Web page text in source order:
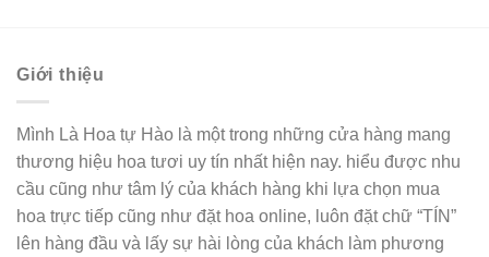
Giới thiệu
Mình Là Hoa tự Hào là một trong những cửa hàng mang
thương hiệu hoa tươi uy tín nhất hiện nay. hiểu được nhu
cầu cũng như tâm lý của khách hàng khi lựa chọn mua
hoa trực tiếp cũng như đặt hoa online, luôn đặt chữ “TÍN”
lên hàng đầu và lấy sự hài lòng của khách làm phương